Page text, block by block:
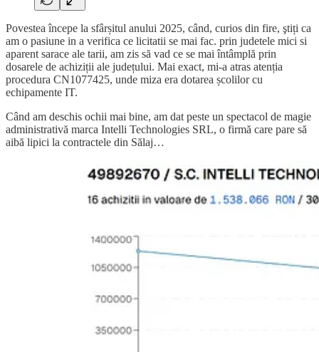
Povestea începe la sfârșitul anului 2025, când, curios din fire, ştiți ca
am o pasiune in a verifica ce licitatii se mai fac. prin judetele mici si
aparent sarace ale tarii, am zis să vad ce se mai întâmplă prin
dosarele de achiziții ale județului. Mai exact, mi-a atras atenția
procedura CN1077425, unde miza era dotarea școlilor cu
echipamente IT.
Când am deschis ochii mai bine, am dat peste un spectacol de magie
administrativă marca Intelli Technologies SRL, o firmă care pare să
aibă lipici la contractele din Sălaj…